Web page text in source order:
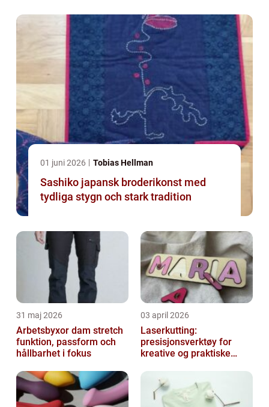
01 juni 2026 Tobias Hellman
Sashiko japansk broderikonst med
tydliga stygn och stark tradition
31 maj 2026
Arbetsbyxor dam stretch
funktion, passform och
hållbarhet i fokus
03 april 2026
Laserkutting:
presisjonsverktøy for
kreative og praktiske